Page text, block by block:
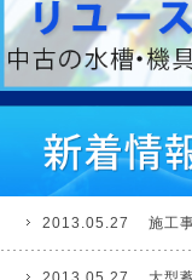
2013.05.27 施工